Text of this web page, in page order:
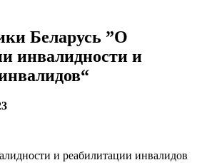
Беларусь ”О
инвалидности и
и реабилитации инвалидов